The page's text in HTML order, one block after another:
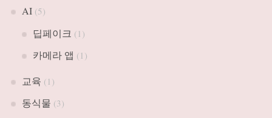
AI(5)
딥페이크 (1)
카메라 앱 (1)
교육 (1)
동식물 (3)